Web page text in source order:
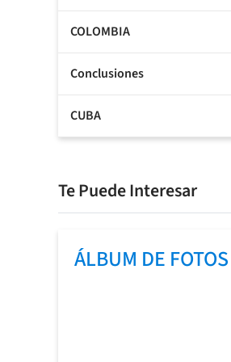
COLOMBIA
Conclusiones
CUBA
Te Puede Interesar
ÁLBUM DE FOTOS